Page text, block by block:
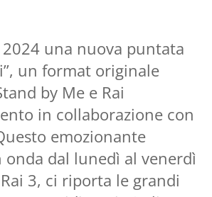
una nuova puntata
un format originale
by Me e Rai
in collaborazione con
emozionante
onda dal lunedì al venerdì
3, ci riporta le grandi